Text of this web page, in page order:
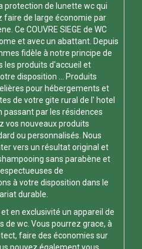
protection de lunette wc qui
faire de large économie par
Ce COUVRE SIEGE de WC
et avec un abattant. Depuis
fidèle à notre principe de
les produits d'accueil et
disposition ... Produits
pour hébergements et
de votre gite rural de l' hotel
passant par les résidences
vos nouveaux produits
ou personnalisés. Nous
vers un résultat original et
sans parabène et
de
à votre disposition dans le
durable.
en exclusivité un appareil de
de wc . Vous pourrez grace, à
faire des économies sur